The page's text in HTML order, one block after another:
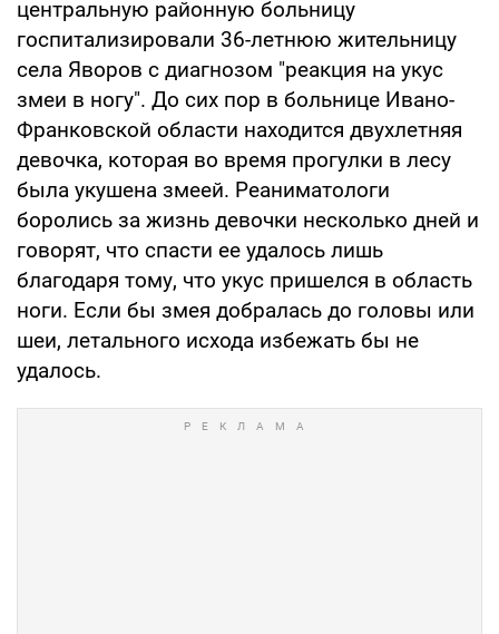
центральную районную больницу
госпитализировали 36-летнюю жительницу
села Яворов с диагнозом "реакция на укус
змеи в ногу". До сих пор в больнице Ивано-
Франковской области находится двухлетняя
девочка, которая во время прогулки в лесу
была укушена змеей. Реаниматологи
боролись за жизнь девочки несколько дней и
говорят, что спасти ее удалось лишь
благодаря тому, что укус пришелся в область
ноги. Если бы змея добралась до головы или
шеи, летального исхода избежать бы не
удалось.